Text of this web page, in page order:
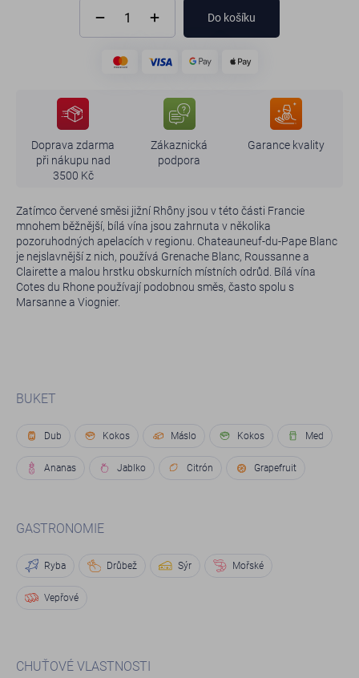
Do košíku
Doprava zdarma
při nákupu nad
3500 Kč
Zákaznická
podpora
Garance kvality
Zatímco červené směsi jižní Rhôny jsou v této části Francie
mnohem běžnější, bílá vína jsou zahrnuta v několika
pozoruhodných apelacích v regionu. Chateauneuf-du-Pape Blanc
je nejslavnější z nich, používá Grenache Blanc, Roussanne a
Clairette a malou hrstku obskurních místních odrůd. Bílá vína
Cotes du Rhone používají podobnou směs, často spolu s
Marsanne a Viognier.
BUKET
Dub Kokos Máslo Kokos Med
Ananas Jablko Citrón Grapefruit
GASTRONOMIE
Ryba Drůbež Sýr Mořské
Vepřové
CHUŤOVÉ VLASTNOSTI